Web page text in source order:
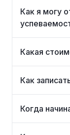
Как я могу
Какая
Как
Когда